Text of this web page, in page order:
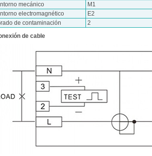
mecánico
M1
electromagnético
E2
de contaminación
2
de cable